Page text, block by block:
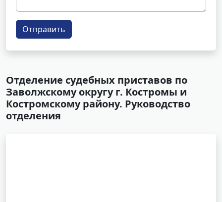
Отправить
Отделение судебных приставов по
Заволжскому округу г. Костромы и
Костромскому району. Руководство
отделения